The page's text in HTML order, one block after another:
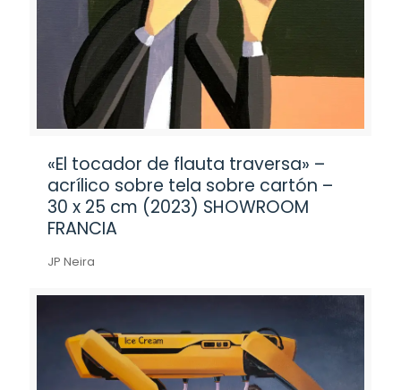
«El tocador de flauta traversa» –
acrílico sobre tela sobre cartón –
30 x 25 cm (2023) SHOWROOM
FRANCIA
JP Neira